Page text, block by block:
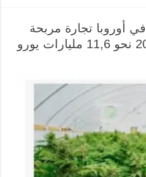
في أوروبا تجارة مربحة